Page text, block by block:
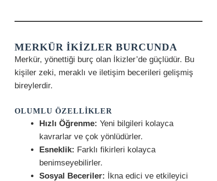
MERKÜR İKIZLER BURCUNDA
Merkür, yönettiği burç olan İkizler’de güçlüdür. Bu
kişiler zeki, meraklı ve iletişim becerileri gelişmiş
bireylerdir.
OLUMLU ÖZELLIKLER
Hızlı Öğrenme: Yeni bilgileri kolayca
kavrarlar ve çok yönlüdürler.
Esneklik: Farklı fikirleri kolayca
benimseyebilirler.
Sosyal Beceriler: İkna edici ve etkileyici